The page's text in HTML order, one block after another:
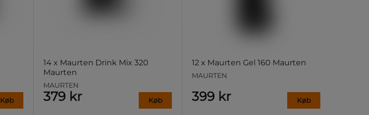
Køb
14 x Maurten Drink Mix 320
Maurten
MAURTEN
379 kr Køb
12 x Maurten Gel 160 Maurten
MAURTEN
399 kr Køb